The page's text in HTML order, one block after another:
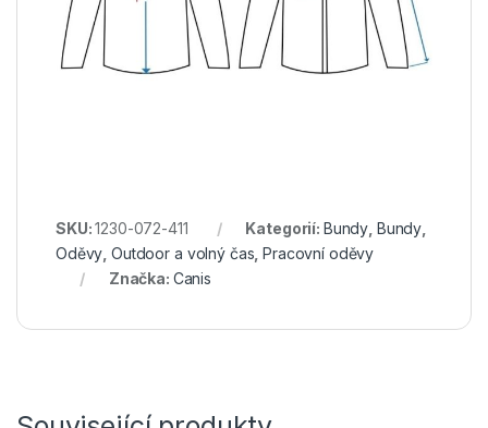
SKU:1230-072-411 Kategorií: Bundy Bundy
Oděvy ,Outdoor a volný čas ,Pracovní oděvy
Značka: Canis